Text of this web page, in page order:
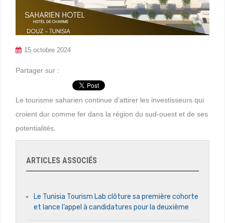
15 octobre 2024
Partager sur :
Le tourisme saharien continue d’attirer les investisseurs qui
croient dur comme fer dans la région du sud-ouest et de ses
potentialités.
ARTICLES ASSOCIÉS
Le Tunisia Tourism Lab clôture sa première cohorte
et lance l’appel à candidatures pour la deuxième